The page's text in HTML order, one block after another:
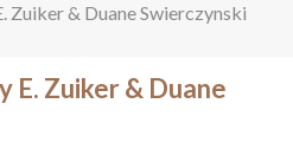
Zuiker & Duane Swierczynski
E. Zuiker & Duane